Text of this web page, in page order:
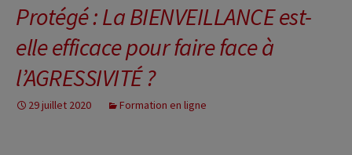
Protégé : La BIENVEILLANCE est-
elle efficace pour faire face à
l’AGRESSIVITÉ ?
29 juillet 2020 Formation en ligne